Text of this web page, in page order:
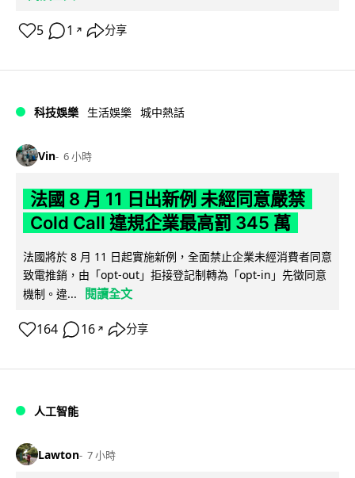
5 1 ↗ 分享
科技娛樂 生活娛樂 城中熱話
Vin 6 小時
法國 8 月 11 日出新例 未經同意嚴禁
Cold Call 違規企業最高罰 345 萬
法國將於 8 月 11 日起實施新例，全面禁止企業未經消費者同意
致電推銷，由「opt-out」拒接登記制轉為「opt-in」先徵同意
機制。違...
閱讀全文
164 16 ↗ 分享
人工智能
Lawton 7 小時